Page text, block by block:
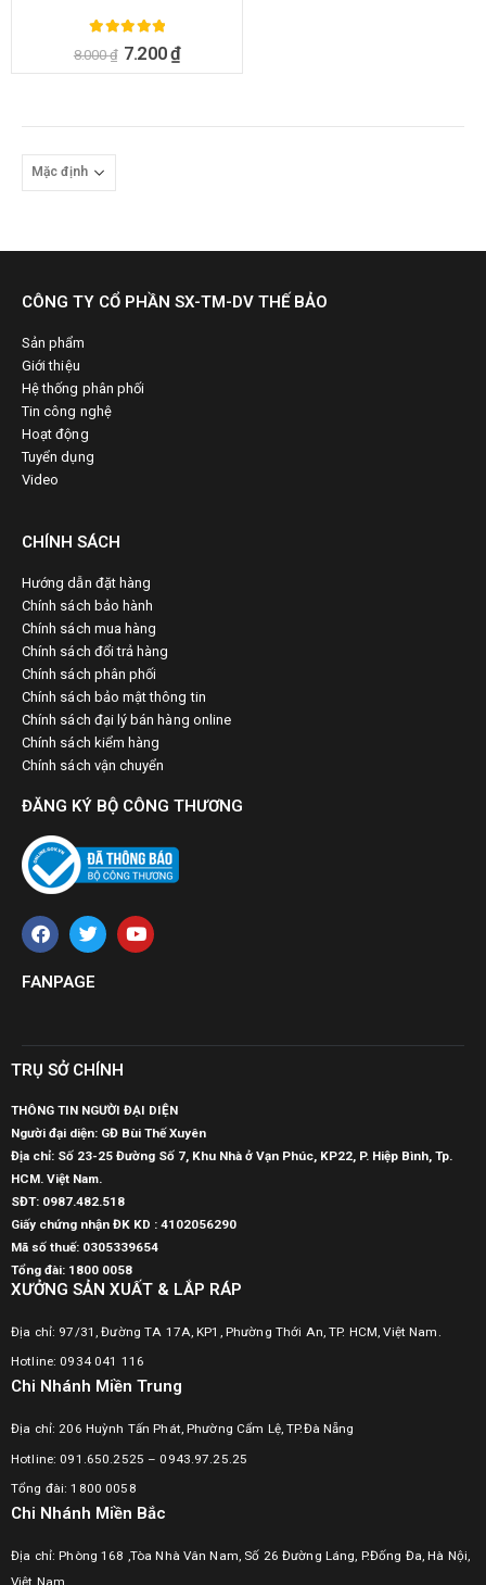
ngoài 5
8.000₫ 7.200₫
CÔNG TY CỔ PHẦN SX-TM-DV THẾ BẢO
Sản phẩm
Giới thiệu
Hệ thống phân phối
Tin công nghệ
Hoạt động
Tuyển dụng
Video
CHÍNH SÁCH
Hướng dẫn đặt hàng
Chính sách bảo hành
Chính sách mua hàng
Chính sách đổi trả hàng
Chính sách phân phối
Chính sách bảo mật thông tin
Chính sách đại lý bán hàng online
Chính sách kiểm hàng
Chính sách vận chuyển
ĐĂNG KÝ BỘ CÔNG THƯƠNG
FANPAGE
TRỤ SỞ CHÍNH
THÔNG TIN NGƯỜI ĐẠI DIỆN
Người đại diện: GĐ Bùi Thế Xuyên
Địa chỉ: Số 23-25 Đường Số 7, Khu Nhà ở Vạn Phúc, KP22, P. Hiệp Bình, Tp.
HCM. Việt Nam.
SĐT: 0987.482.518
Giấy chứng nhận ĐK KD : 4102056290
Mã số thuế: 0305339654
Tổng đài: 1800 0058
XƯỞNG SẢN XUẤT & LẮP RÁP
Địa chỉ: 97/31, Đường TA 17A, KP1, Phường Thới An, TP. HCM, Việt Nam.
Hotline: 0934 041 116
Chi Nhánh Miền Trung
Địa chỉ: 206 Huỳnh Tấn Phát, Phường Cẩm Lệ, TP.Đà Nẵng
Hotline: 091.650.2525 – 0943.97.25.25
Tổng đài: 1800 0058
Chi Nhánh Miền Bắc
Địa chỉ: Phòng 168 ,Tòa Nhà Vân Nam, Số 26 Đường Láng, P.Đống Đa, Hà Nội,
Việt Nam.